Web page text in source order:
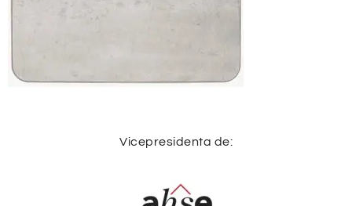
Vicepresidenta de: